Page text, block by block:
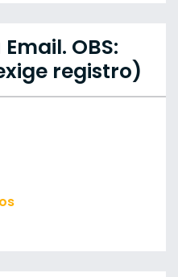
OBS:
registro)